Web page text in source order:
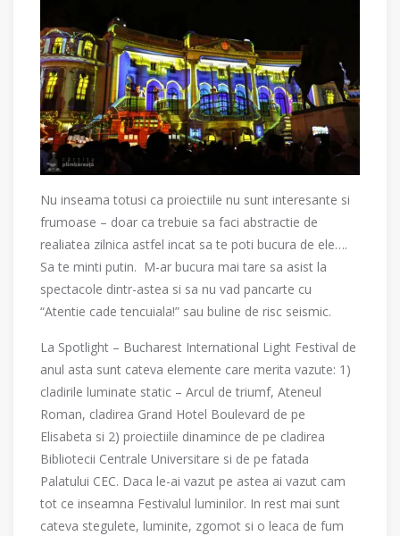
Nu inseama totusi ca proiectiile nu sunt interesante si
frumoase – doar ca trebuie sa faci abstractie de
realiatea zilnica astfel incat sa te poti bucura de ele….
Sa te minti putin. M-ar bucura mai tare sa asist la
spectacole dintr-astea si sa nu vad pancarte cu
“Atentie cade tencuiala!” sau buline de risc seismic.
La Spotlight – Bucharest International Light Festival de
anul asta sunt cateva elemente care merita vazute: 1)
cladirile luminate static – Arcul de triumf, Ateneul
Roman, cladirea Grand Hotel Boulevard de pe
Elisabeta si 2) proiectiile dinamince de pe cladirea
Bibliotecii Centrale Universitare si de pe fatada
Palatului CEC. Daca le-ai vazut pe astea ai vazut cam
tot ce inseamna Festivalul luminilor. In rest mai sunt
cateva stegulete, luminite, zgomot si o leaca de fum